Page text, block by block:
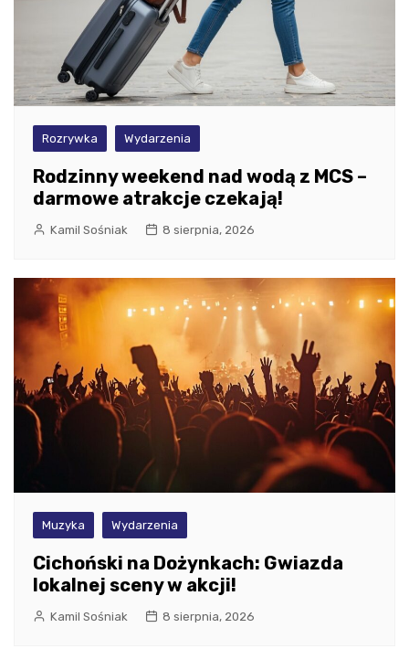
Rozrywka Wydarzenia
Rodzinny weekend nad wodą z MCS –
darmowe atrakcje czekają!
Kamil Sośniak 8 sierpnia, 2026
Muzyka Wydarzenia
Cichoński na Dożynkach: Gwiazda
lokalnej sceny w akcji!
Kamil Sośniak 8 sierpnia, 2026